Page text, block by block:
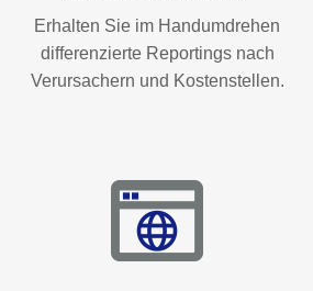
Erhalten Sie im Handumdrehen
differenzierte Reportings nach
Verursachern und Kostenstellen.